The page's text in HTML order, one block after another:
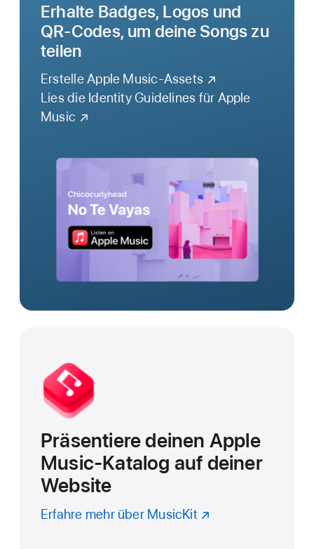
Erhalte Badges, Logos und
QR-Codes, um deine Songs zu
teilen
Erstelle Apple Music-Assets
Lies die Identity Guidelines für Apple
Music
Präsentiere deinen Apple
Music-Katalog auf deiner
Website
Erfahre mehr über MusicKit